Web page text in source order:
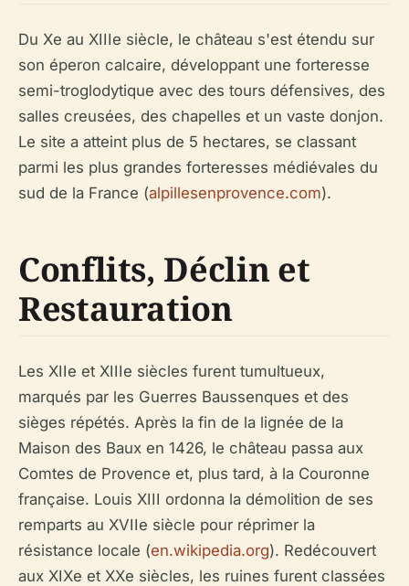
Du Xe au XIIIe siècle, le château s'est étendu sur
son éperon calcaire, développant une forteresse
semi-troglodytique avec des tours défensives, des
salles creusées, des chapelles et un vaste donjon.
Le site a atteint plus de 5 hectares, se classant
parmi les plus grandes forteresses médiévales du
sud de la France (alpillesenprovence.com).
Conflits, Déclin et
Restauration
Les XIIe et XIIIe siècles furent tumultueux,
marqués par les Guerres Baussenques et des
sièges répétés. Après la fin de la lignée de la
Maison des Baux en 1426, le château passa aux
Comtes de Provence et, plus tard, à la Couronne
française. Louis XIII ordonna la démolition de ses
remparts au XVIIe siècle pour réprimer la
résistance locale (en.wikipedia.org). Redécouvert
aux XIXe et XXe siècles, les ruines furent classées